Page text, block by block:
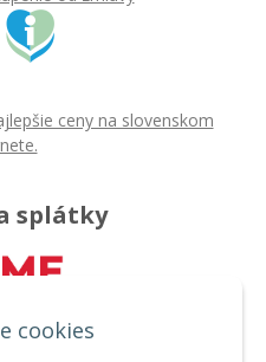
cookies
splátky